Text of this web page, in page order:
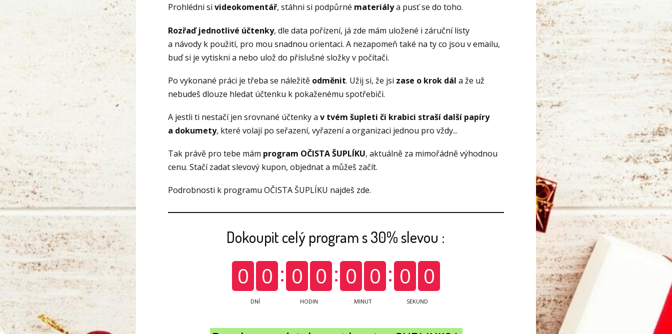
Prohlédni si videokomentář, stáhni si podpůrné materiálya pusť se do toho.
Rozřaď jednotlivé účtenky, dle data pořízení, já zde mám uložené i záruční listy
a návody k použití, pro mou snadnou orientaci. A nezapomeň také na ty co jsou v emailu,
buď si je vytiskni a nebo ulož do příslušné složky v počítači.
Po vykonané práci je třeba se náležitě odměnit. Užij si, že jsi zase o krok dál a že už
nebudeš dlouze hledat účtenku k pokaženému spotřebiči.
A jestli ti nestačí jen srovnané účtenky a v tvém šupleti či krabici straší další papíry
a dokumety, které volají po seřazení, vyřazení a organizaci jednou pro vždy...
Tak právě pro tebe mám program OČISTA ŠUPLÍKU, aktuálně za mimořádně výhodnou
cenu. Stačí zadat slevový kupon, objednat a můžeš začít.
Podrobnosti k programu OČISTA ŠUPLÍKU najdeš zde.
Dokoupit celý program s 30% slevou :
0 0
DNÍ
0 0
HODIN
0 0
MINUT
0 0
SEKUND